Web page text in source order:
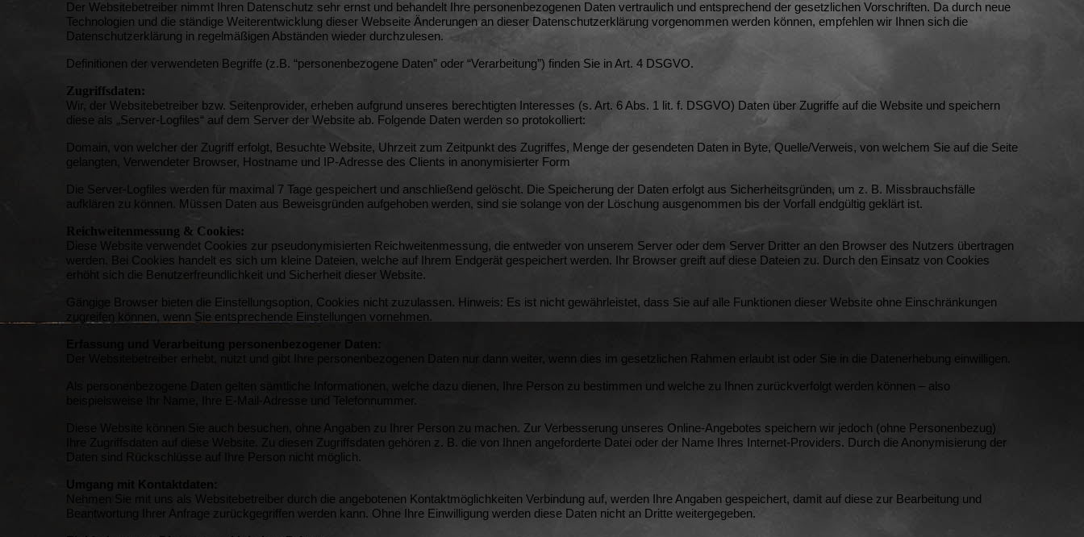
Der Websitebetreiber nimmt Ihren Datenschutz sehr ernst und behandelt Ihre personenbezogenen Daten vertraulich und entsprechend der gesetzlichen Vorschriften. Da durch neue
Technologien und die ständige Weiterentwicklung dieser Webseite Änderungen an dieser Datenschutzerklärung vorgenommen werden können, empfehlen wir Ihnen sich die
Datenschutzerklärung in regelmäßigen Abständen wieder durchzulesen.
Definitionen der verwendeten Begriffe (z.B. “personenbezogene Daten” oder “Verarbeitung”) finden Sie in Art. 4 DSGVO.
Zugriffsdaten:
Wir, der Websitebetreiber bzw. Seitenprovider, erheben aufgrund unseres berechtigten Interesses (s. Art. 6 Abs. 1 lit. f. DSGVO) Daten über Zugriffe auf die Website und speichern
diese als „Server-Logfiles“ auf dem Server der Website ab. Folgende Daten werden so protokolliert:
Domain, von welcher der Zugriff erfolgt, Besuchte Website, Uhrzeit zum Zeitpunkt des Zugriffes, Menge der gesendeten Daten in Byte, Quelle/Verweis, von welchem Sie auf die Seite
gelangten, Verwendeter Browser, Hostname und IP-Adresse des Clients in anonymisierter Form
Die Server-Logfiles werden für maximal 7 Tage gespeichert und anschließend gelöscht. Die Speicherung der Daten erfolgt aus Sicherheitsgründen, um z. B. Missbrauchsfälle
aufklären zu können. Müssen Daten aus Beweisgründen aufgehoben werden, sind sie solange von der Löschung ausgenommen bis der Vorfall endgültig geklärt ist.
Reichweitenmessung & Cookies:
Diese Website verwendet Cookies zur pseudonymisierten Reichweitenmessung, die entweder von unserem Server oder dem Server Dritter an den Browser des Nutzers übertragen
werden. Bei Cookies handelt es sich um kleine Dateien, welche auf Ihrem Endgerät gespeichert werden. Ihr Browser greift auf diese Dateien zu. Durch den Einsatz von Cookies
erhöht sich die Benutzerfreundlichkeit und Sicherheit dieser Website.
Gängige Browser bieten die Einstellungsoption, Cookies nicht zuzulassen. Hinweis: Es ist nicht gewährleistet, dass Sie auf alle Funktionen dieser Website ohne Einschränkungen
zugreifen können, wenn Sie entsprechende Einstellungen vornehmen.
Erfassung und Verarbeitung personenbezogener Daten:
Der Websitebetreiber erhebt, nutzt und gibt Ihre personenbezogenen Daten nur dann weiter, wenn dies im gesetzlichen Rahmen erlaubt ist oder Sie in die Datenerhebung einwilligen.
Als personenbezogene Daten gelten sämtliche Informationen, welche dazu dienen, Ihre Person zu bestimmen und welche zu Ihnen zurückverfolgt werden können – also
beispielsweise Ihr Name, Ihre E-Mail-Adresse und Telefonnummer.
Diese Website können Sie auch besuchen, ohne Angaben zu Ihrer Person zu machen. Zur Verbesserung unseres Online-Angebotes speichern wir jedoch (ohne Personenbezug)
Ihre Zugriffsdaten auf diese Website. Zu diesen Zugriffsdaten gehören z. B. die von Ihnen angeforderte Datei oder der Name Ihres Internet-Providers. Durch die Anonymisierung der
Daten sind Rückschlüsse auf Ihre Person nicht möglich.
Umgang mit Kontaktdaten:
Nehmen Sie mit uns als Websitebetreiber durch die angebotenen Kontaktmöglichkeiten Verbindung auf, werden Ihre Angaben gespeichert, damit auf diese zur Bearbeitung und
Beantwortung Ihrer Anfrage zurückgegriffen werden kann. Ohne Ihre Einwilligung werden diese Daten nicht an Dritte weitergegeben.